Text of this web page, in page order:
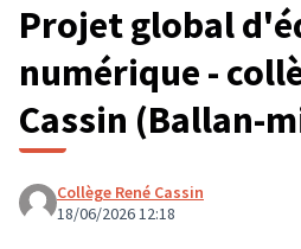
Projet global
numérique -
Cassin (Ballan-
Collège René Cassin
18/06/2026 12:18